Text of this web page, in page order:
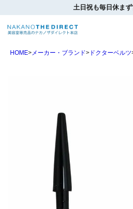
土日祝も毎日休ま
HOME メーカー・ブランド ドクターベルツ